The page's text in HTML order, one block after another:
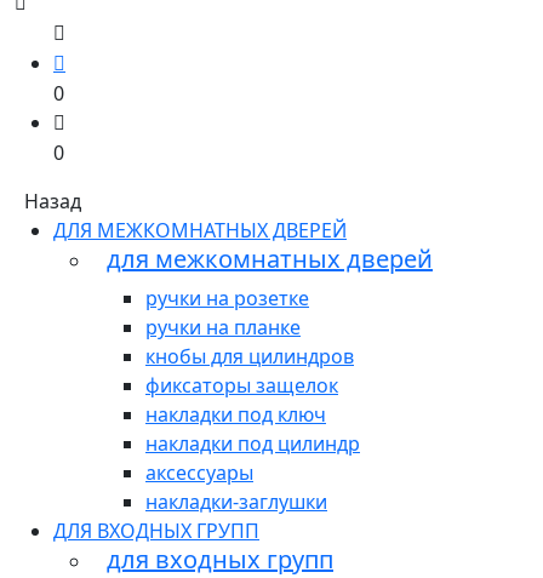
0
0
Назад
ДЛЯ МЕЖКОМНАТНЫХ ДВЕРЕЙ
для межкомнатных дверей
ручки на розетке
ручки на планке
кнобы для цилиндров
фиксаторы защелок
накладки под ключ
накладки под цилиндр
аксессуары
накладки-заглушки
ДЛЯ ВХОДНЫХ ГРУПП
для входных групп